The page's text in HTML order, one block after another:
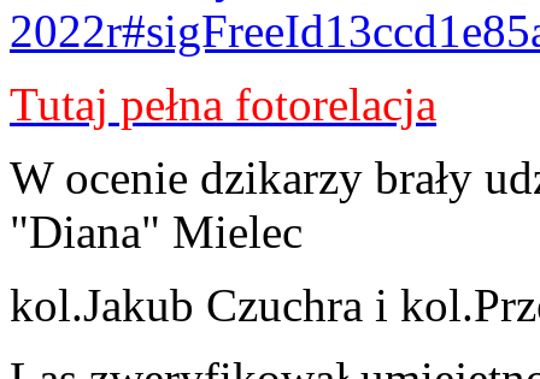
Tutaj pełna fotorelacja
W ocenie dzikarzy brały
"Diana" Mielec
kol.Jakub Czuchra i